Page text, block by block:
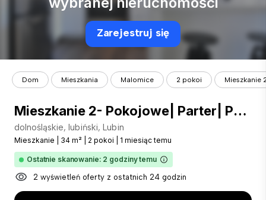
Zarejestruj się
Dom Mieszkania Malomice 2 pokoi Mieszkanie
Mieszkanie 2- Pokojowe| Parter| Po remoncie
dolnośląskie, lubiński, Lubin
Mieszkanie 34 m² 2 pokoi 1 miesiąc temu
Ostatnie skanowanie: 2 godziny temu
2 wyświetleń oferty z ostatnich 24 godzin